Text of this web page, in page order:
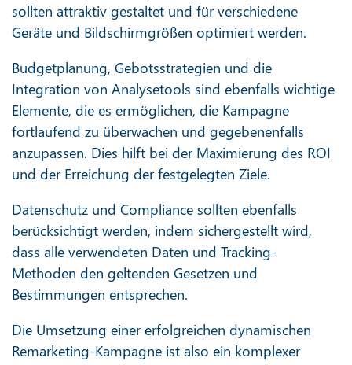
sollten attraktiv gestaltet und für verschiedene
Geräte und Bildschirmgrößen optimiert werden.
Budgetplanung, Gebotsstrategien und die
Integration von Analysetools sind ebenfalls wichtige
Elemente, die es ermöglichen, die Kampagne
fortlaufend zu überwachen und gegebenenfalls
anzupassen. Dies hilft bei der Maximierung des ROI
und der Erreichung der festgelegten Ziele.
Datenschutz und Compliance sollten ebenfalls
berücksichtigt werden, indem sichergestellt wird,
dass alle verwendeten Daten und Tracking-
Methoden den geltenden Gesetzen und
Bestimmungen entsprechen.
Die Umsetzung einer erfolgreichen dynamischen
Remarketing-Kampagne ist also ein komplexer